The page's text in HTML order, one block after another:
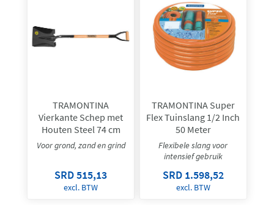
TRAMONTINA
Vierkante Schep met
Houten Steel 74 cm
Voor grond, zand en grind
SRD 515,13
excl. BTW
TRAMONTINA Super
Flex Tuinslang 1/2 Inch
50 Meter
Flexibele slang voor
intensief gebruik
SRD 1.598,52
excl. BTW